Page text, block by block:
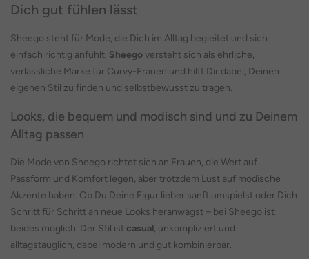
Dich gut fühlen lässt
Sheego steht für Mode, die Dich im Alltag begleitet und sich
einfach richtig anfühlt. Sheegoversteht sich als ehrliche,
verlässliche Marke für Curvy-Frauen und hilft Dir dabei, Deinen
eigenen Stil zu finden und selbstbewusst zu tragen.
Looks, die bequem und modisch sind und zu Deinem
Alltag passen
Die Mode von Sheego richtet sich an Frauen, die Wert auf
Passform und Komfort legen, aber trotzdem Lust auf modische
Akzente haben. Ob Du Deine Figur lieber sanft umspielst oder Dich
Schritt für Schritt an neue Looks heranwagst – bei Sheego ist
beides möglich. Der Stil istcasual, unkompliziert und
alltagstauglich, dabei modern und gut kombinierbar.